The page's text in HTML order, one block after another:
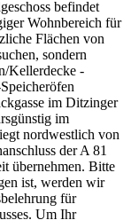
befindet
Wohnbereich für
Flächen von
sondern
Kellerdecke -
im Ditzinger
im
nordwestlich von
der A 81
übernehmen. Bitte
ist, werden wir
für
Um Ihr